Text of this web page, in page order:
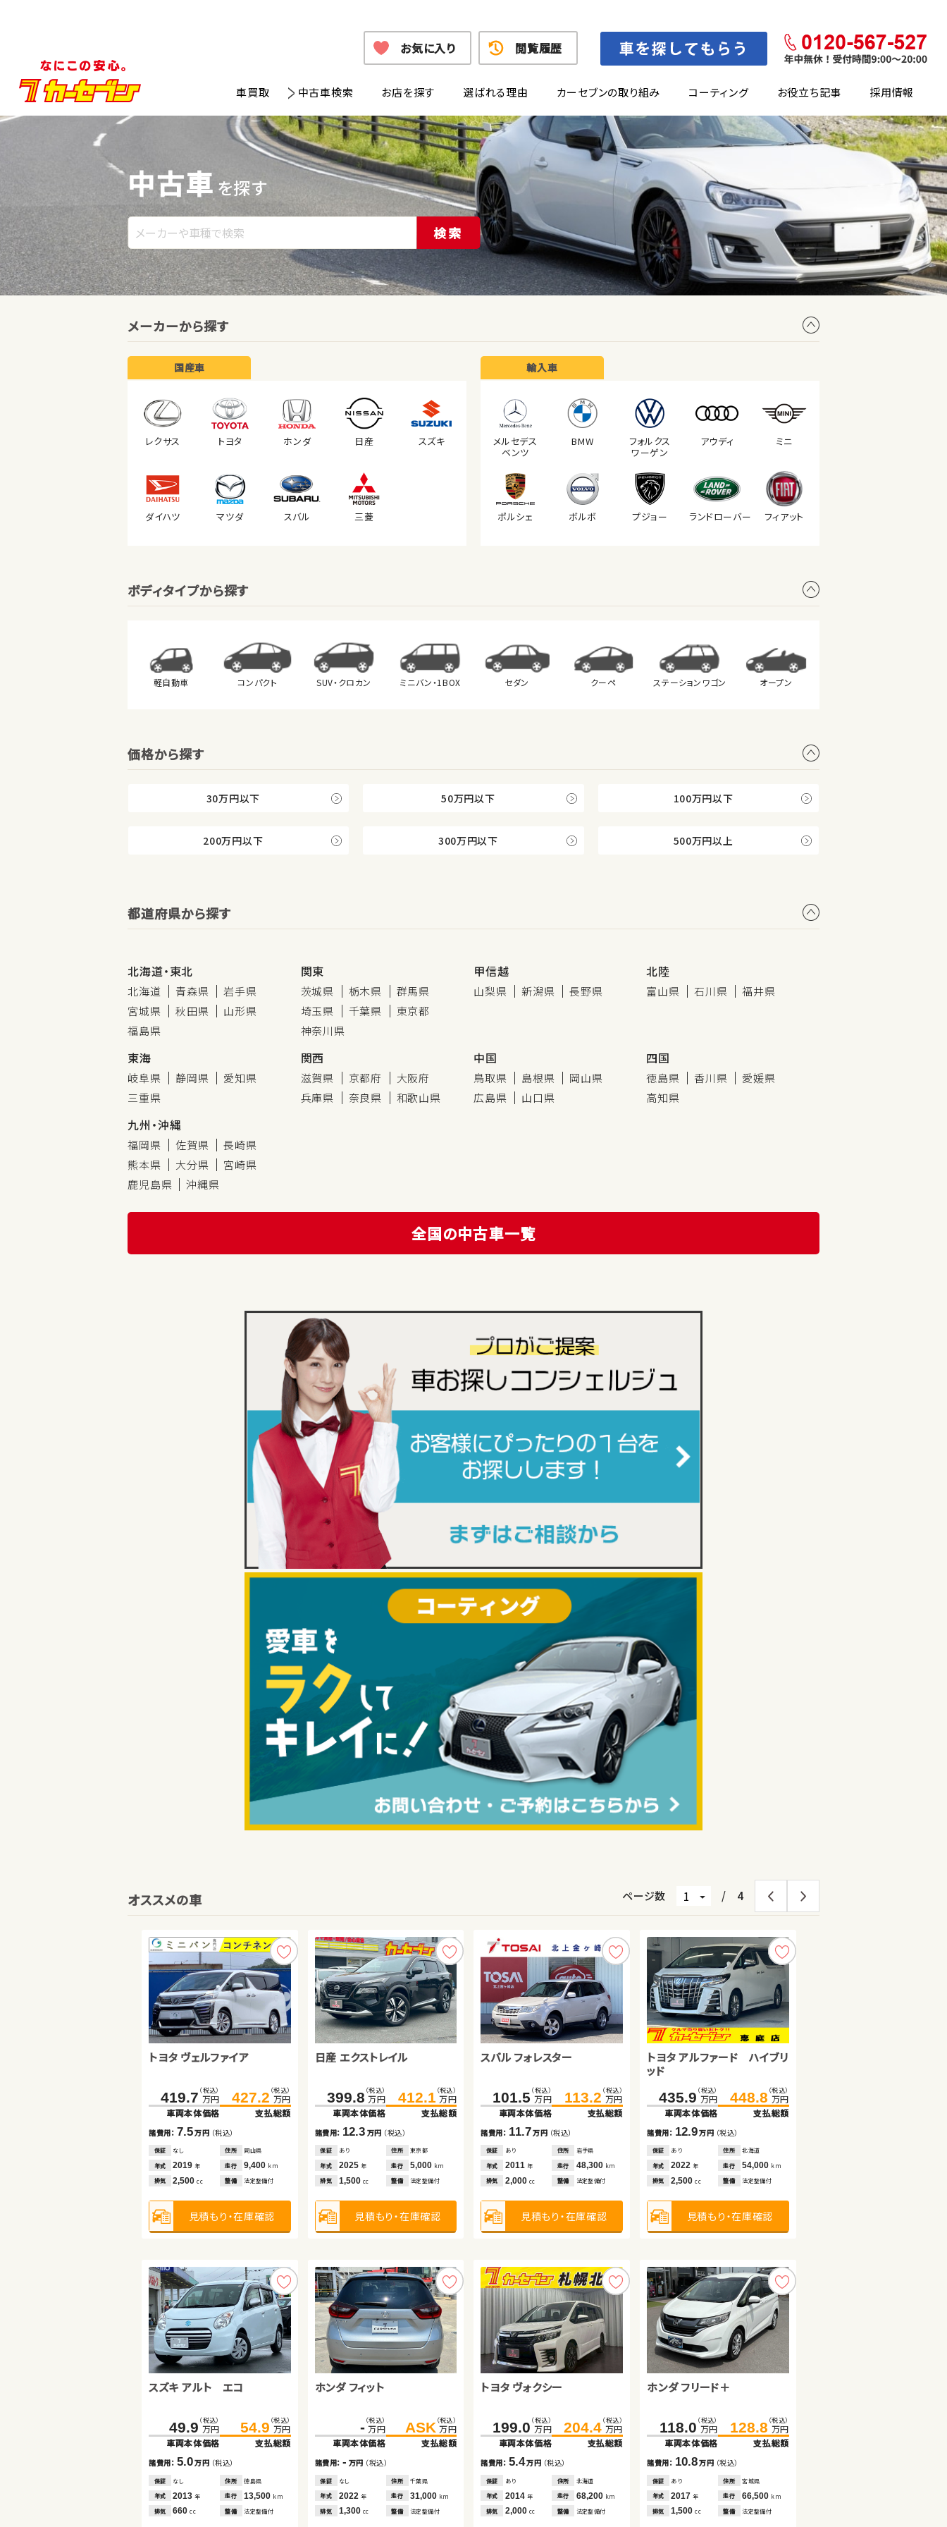
車買取 中古車検索 お店を探す 選ばれる理由 カーセブンの取り組み コーティング お役立ち記事 採用情報
お気に入り 閲覧履歴
中古車 を探す
検索
メーカーから探す
国産車
レクサス トヨタ ホンダ 日産 スズキ
ダイハツ マツダ スバル 三菱
輸入車
メルセデス
ベンツ
BMW
フォルクス
ワーゲン
アウディ ミニ
ポルシェ ボルボ プジョー ランドローバー フィアット
ボディタイプから探す
軽自動車 コンパクト SUV・クロカン ミニバン・1BOX セダン クーペ ステーション ワゴン オープン
価格から探す
30万円以下 50万円以下 100万円以下
200万円以下 300万円以下 500万円以上
都道府県から探す
北海道・東北
北海道 青森県
岩手県
宮城県
秋田県
山形県
福島県
関東
茨城県 栃木県
群馬県
埼玉県
千葉県
東京都
神奈川県
甲信越
山梨県 新潟県 長野県
北陸
富山県 石川県 福井県
東海
岐阜県 静岡県
愛知県
三重県
関西
滋賀県 京都府
大阪府
兵庫県
奈良県 和歌山県
中国
鳥取県 島根県
岡山県
広島県
山口県
四国
徳島県 香川県
愛媛県
高知県
九州・沖縄
福岡県 佐賀県
長崎県
熊本県
大分県
宮崎県
鹿児島県
沖縄県
全国の中古車一覧
オススメの車 ページ数 / 4
トヨタ ヴェルファイア
419.7 （税込）
万円
車両本体価格
427.2 （税込）
万円
支払総額
諸費用： 7.5万円 （税込）
保証 なし 住所
岡山県
年式
2019年 走行 9,400 km
排気
2,500cc 整備 法定整備付
見積もり・在庫確認
日産 エクストレイル
399.8 （税込）
万円
車両本体価格
412.1（税込）
万円
支払総額
諸費用： 12.3 万円 （税込）
保証 あり 住所
東京都
年式
2025年 走行 5,000 km
排気
1,500cc 整備 法定整備付
見積もり・在庫確認
スバル フォレスター
101.5 （税込）
万円
車両本体価格
113.2 （税込）
万円
支払総額
諸費用： 11.7万円 （税込）
保証 あり 住所
岩手県
年式
2011 年 走行 48,300 km
排気
2,000 cc 整備 法定整備付
見積もり・在庫確認
トヨタ アルファード ハイブリ
ッド
435.9 （税込）
万円
車両本体価格
448.8 （税込）
万円
支払総額
諸費用： 12.9万円 （税込）
保証 あり 住所
北海道
年式
2022年 走行 54,000 km
排気
2,500cc 整備 法定整備付
見積もり・在庫確認
スズキ アルト エコ
49.9 （税込）
万円
車両本体価格
54.9 （税込）
万円
支払総額
諸費用： 5.0万円 （税込）
保証 なし 住所
徳島県
年式
2013年 走行 13,500 km
排気
660cc 整備 法定整備付
ホンダ フィット
-（税込）
万円
車両本体価格
ASK（税込）
万円
支払総額
諸費用：- 万円 （税込）
保証 なし 住所
千葉県
年式
2022年 走行 31,000 km
排気
1,300cc 整備 法定整備付
トヨタ ヴォクシー
199.0 （税込）
万円
車両本体価格
204.4（税込）
万円
支払総額
諸費用： 5.4万円 （税込）
保証 あり 住所
北海道
年式
2014 年 走行 68,200 km
排気
2,000 cc 整備 法定整備付
ホンダ フリード＋
118.0 （税込）
万円
車両本体価格
128.8 （税込）
万円
支払総額
諸費用： 10.8万円 （税込）
保証 あり 住所
宮城県
年式
2017年 走行 66,500 km
排気
1,500cc 整備 法定整備付
ホンダ Ｎ ＢＯＸ
91.8 （税込）
万円
車両本体価格
96.2 （税込）
万円
支払総額
諸費用： 4.4万円 （税込）
保証 あり 住所
青森県
年式
2018年 走行 70,100km
排気
660cc 整備 法定整備付
見積もり・在庫確認
スズキ アルト ＨＢ
67.2 万円
車両本体価格
支払総額
諸費用：5.6 万円 （税込）
保証 あり 住所
青森県
年式
2016年 走行 23,300km
排気
cc 整備 法定整備付
トヨタ アクア
124.6 （税込）
万円
車両本体価格
136.1 （税込）
万円
支払総額
諸費用： 11.5万円 （税込）
保証 あり 住所
埼玉県
年式
2018 年 走行 17,400 km
排気
1,500 cc 整備 法定整備付
見積もり・在庫確認
日産 セレナ
18.3 （税込）
万円
車両本体価格
29.8 （税込）
万円
支払総額
諸費用： 11.5万円 （税込）
保証 あり 住所
青森県
年式
2009年 走行 214,600km
排気
2,000cc 整備 法定整備付
見積もり・在庫確認
ダイハツ ムーヴ
62.7 万円
車両本体価格
支払総額
諸費用：5.6 万円 （税込）
保証 なし 住所 岡山県
トヨタ ヴェルファイア ハイブ
リッド
123.6 万円
車両本体価格
支払総額
諸費用：16.2 （税込）
保証 あり 住所 北海道
トヨタ プリウスＰＨＶ
199.7 万円
車両本体価格
支払総額
諸費用：7.4 万円 （税込）
保証 なし 住所 岡山県
ダイハツ タント
49.6（税込）
万円
車両本体価格
支払総額
諸費用：5.2 万円 （税込）
保証 あり 住所 青森県
スズキ ワゴンＲ
41.6 （税込）
万円
車両本体価格
49.8 （税込）
万円
支払総額
諸費用： 8.2万円 （税込）
保証 あり 住所
青森県
年式
2013年 走行 28,000km
排気
660cc 整備 法定整備付
見積もり・在庫確認
トヨタ ノア
84.9 （税込）
万円
車両本体価格
89.9（税込）
万円
支払総額
諸費用： 5.0万円（税込）
保証 なし 住所
徳島県
年式
2013年 走行 94,600km
排気
2,000cc 整備 法定整備付
見積もり・在庫確認
トヨタ アクア
92.0 （税込）
万円
車両本体価格
111.3 （税込）
万円
支払総額
諸費用： 19.3万円 （税込）
保証 なし 住所
東京都
年式
2017 年 走行 14,800 km
排気
1,500 cc 整備 法定整備付
見積もり・在庫確認
スズキ ジムニーシエラ
276.7 （税込）
万円
車両本体価格
289.9 （税込）
万円
支払総額
諸費用： 13.2万円 （税込）
保証 あり 住所
岩手県
年式
2025年 走行 11,100 km
排気
1,500cc 整備 法定整備付
見積もり・在庫確認
トヨタ ルーミー
159.7 （税込）
万円
車両本体価格
164.9 （税込）
万円
支払総額
諸費用： 5.2万円 （税込）
保証 なし 住所
岡山県
年式
2020年 走行 19,000 km
排気
1,000 整備 法定整備付
スバル フォレスター
68.4（税込）
万円
車両本体価格
85.5（税込）
万円
支払総額
諸費用：17.1 万円 （税込）
保証 あり 住所
埼玉県
年式
2012年 走行 67,600 km
排気
2,000cc 整備 法定整備付
日産 セレナ
155.6 （税込）
万円
車両本体価格
169.5（税込）
万円
支払総額
諸費用： 13.9万円（税込）
保証 あり 住所
岩手県
年式
2017 年 走行 90,400 km
排気
2,000 cc 整備 法定整備付
ホンダ フィット
106.2 （税込）
万円
車両本体価格
109.8 （税込）
万円
支払総額
諸費用： 3.6 万円（税込）
保証 あり 住所
北海道
年式
2014年 走行 57,300 km
排気
1,300cc 整備 法定整備付
ダイハツ ムーヴ キャンバス
126.8 （税込）
万円
車両本体価格
135.9（税込）
万円
支払総額
諸費用： 9.1万円（税込）
保証 あり 住所
岩手県
年式
2019年 走行 66,700km
排気
660cc 整備 法定整備付
見積もり・在庫確認
日産 エクストレイル
100.1 （税込）
万円
車両本体価格
110.9 （税込）
万円
支払総額
諸費用： 10.8万円 （税込）
保証 なし 住所
埼玉県
年式
2013 年 走行 13,700 km
排気
2,000 cc 整備 なし
見積もり・在庫確認